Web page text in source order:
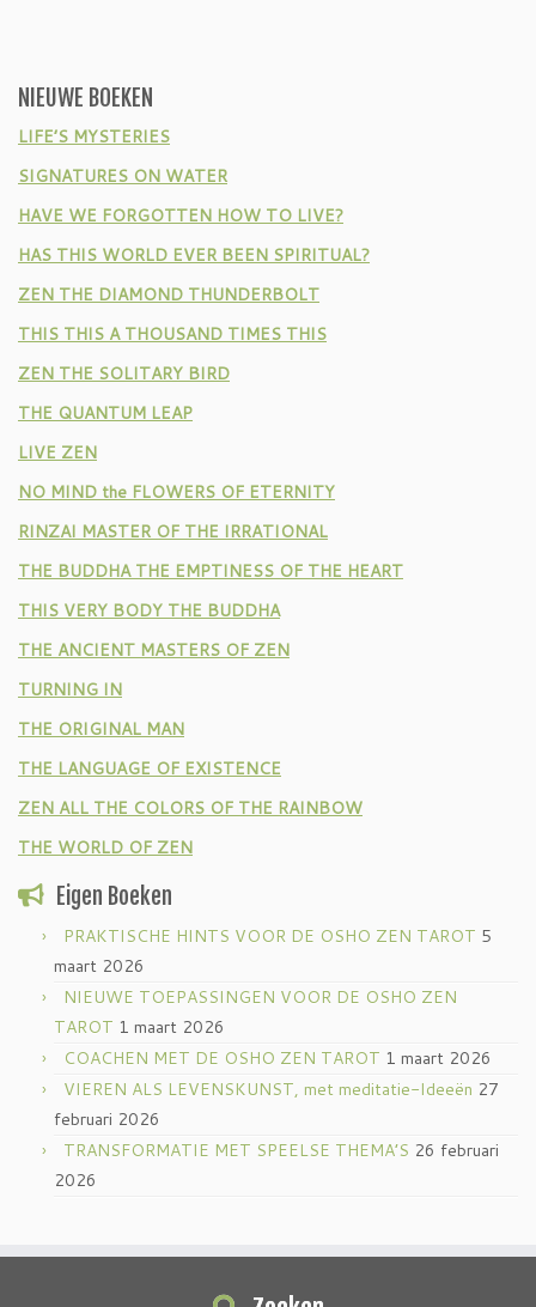
NIEUWE BOEKEN
LIFE’S MYSTERIES
SIGNATURES ON WATER
HAVE WE FORGOTTEN HOW TO LIVE?
HAS THIS WORLD EVER BEEN SPIRITUAL?
ZEN THE DIAMOND THUNDERBOLT
THIS THIS A THOUSAND TIMES THIS
ZEN THE SOLITARY BIRD
THE QUANTUM LEAP
LIVE ZEN
NO MIND the FLOWERS OF ETERNITY
RINZAI MASTER OF THE IRRATIONAL
THE BUDDHA THE EMPTINESS OF THE HEART
THIS VERY BODY THE BUDDHA
THE ANCIENT MASTERS OF ZEN
TURNING IN
THE ORIGINAL MAN
THE LANGUAGE OF EXISTENCE
ZEN ALL THE COLORS OF THE RAINBOW
THE WORLD OF ZEN
Eigen Boeken
PRAKTISCHE HINTS VOOR DE OSHO ZEN TAROT 5
maart 2026
NIEUWE TOEPASSINGEN VOOR DE OSHO ZEN
TAROT 1 maart 2026
COACHEN MET DE OSHO ZEN TAROT 1 maart 2026
VIEREN ALS LEVENSKUNST, met meditatie-Ideeën 27
februari 2026
TRANSFORMATIE MET SPEELSE THEMA’S 26 februari
2026